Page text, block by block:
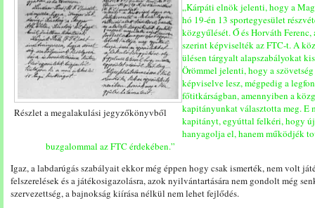
Részlet a megalakulási jegyzőkönyvből
„Kárpáti elnök jelenti, hogy a
hó 19-én 13 sportegyesület
közgyűlését. Ő és Horváth
szerint képviselték az FTC-t. A
ülésen tárgyalt alapszabályokat
Örömmel jelenti, hogy a
képviselve lesz, mégpedig a
főtitkárságban, amennyiben a
kapitányunkat választotta meg. E
kapitányt, egyúttal felkéri, hogy új
hanyagolja el, hanem működjék
buzgalommal az FTC érdekében.”
Igaz, a labdarúgás szabályait ekkor még éppen hogy csak ismerték, nem volt
felszerelések és a játékosigazolásra, azok nyilvántartására nem gondolt még
szervezettség, a bajnokság kiírása nélkül nem lehet fejlődés.